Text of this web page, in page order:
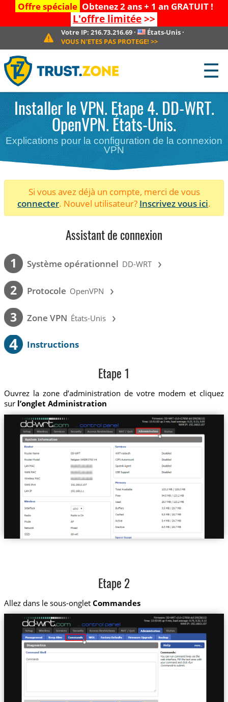
Offre spéciale Obtenez 2 ans + 1 an GRATUIT !
L'offre limitée>>
Votre IP:216.73.216.69 · États-Unis·
VOUS N'ETES PAS PROTEGE! >>
☰
Installer le VPN. Etape 4. DD-WRT.
OpenVPN. États-Unis.
Explications pour la configuration de la connexion
VPN
Si vous avez déjà un compte, merci de vous
connecter. Nouvel utilisateur? Inscrivez vous ici.
Assistant de connexion
1 Système opérationnel DD-WRT ›
2 Protocole OpenVPN ›
3 Zone VPN États-Unis ›
4 Instructions
Etape 1
Ouvrez la zone d’administration de votre modem et cliquez
sur l’onglet Administration
Etape 2
Allez dans le sous-onglet Commandes